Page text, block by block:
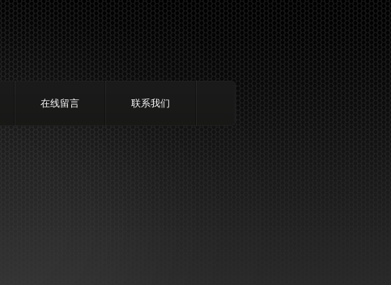
在线留言 联系我们